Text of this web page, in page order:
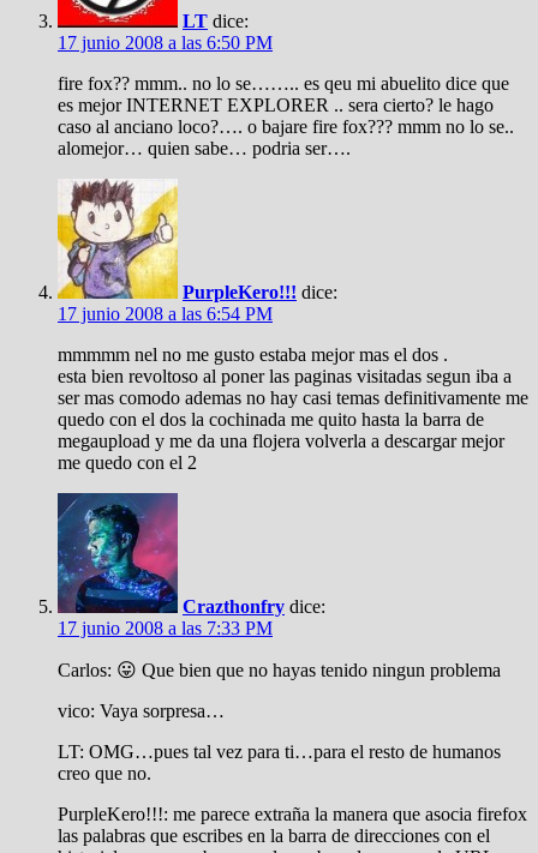
LT dice:
17 junio 2008 a las 6:50 PM
fire fox?? mmm.. no lo se…….. es qeu mi abuelito dice que
es mejor INTERNET EXPLORER .. sera cierto? le hago
caso al anciano loco?…. o bajare fire fox??? mmm no lo se..
alomejor… quien sabe… podria ser….
PurpleKero!!! dice:
17 junio 2008 a las 6:54 PM
mmmmm nel no me gusto estaba mejor mas el dos .
esta bien revoltoso al poner las paginas visitadas segun iba a
ser mas comodo ademas no hay casi temas definitivamente me
quedo con el dos la cochinada me quito hasta la barra de
megaupload y me da una flojera volverla a descargar mejor
me quedo con el 2
Crazthonfry dice:
17 junio 2008 a las 7:33 PM
Carlos: 😛 Que bien que no hayas tenido ningun problema
vico: Vaya sorpresa…
LT: OMG…pues tal vez para ti…para el resto de humanos
creo que no.
PurpleKero!!!: me parece extraña la manera que asocia firefox
las palabras que escribes en la barra de direcciones con el